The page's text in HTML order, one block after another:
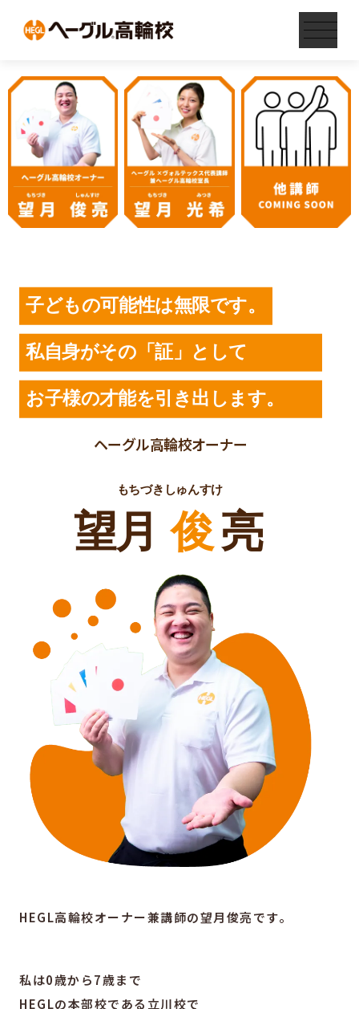
子どもの可能性は無限です。
私自身がその「証」として
お子様の才能を引き出します。
ヘーグル高輪校オーナー
もちづきしゅんすけ
望月 俊 亮
HEGL高輪校オーナー兼講師の望月俊亮です。
私は0歳から7歳まで
HEGLの本部校である立川校で